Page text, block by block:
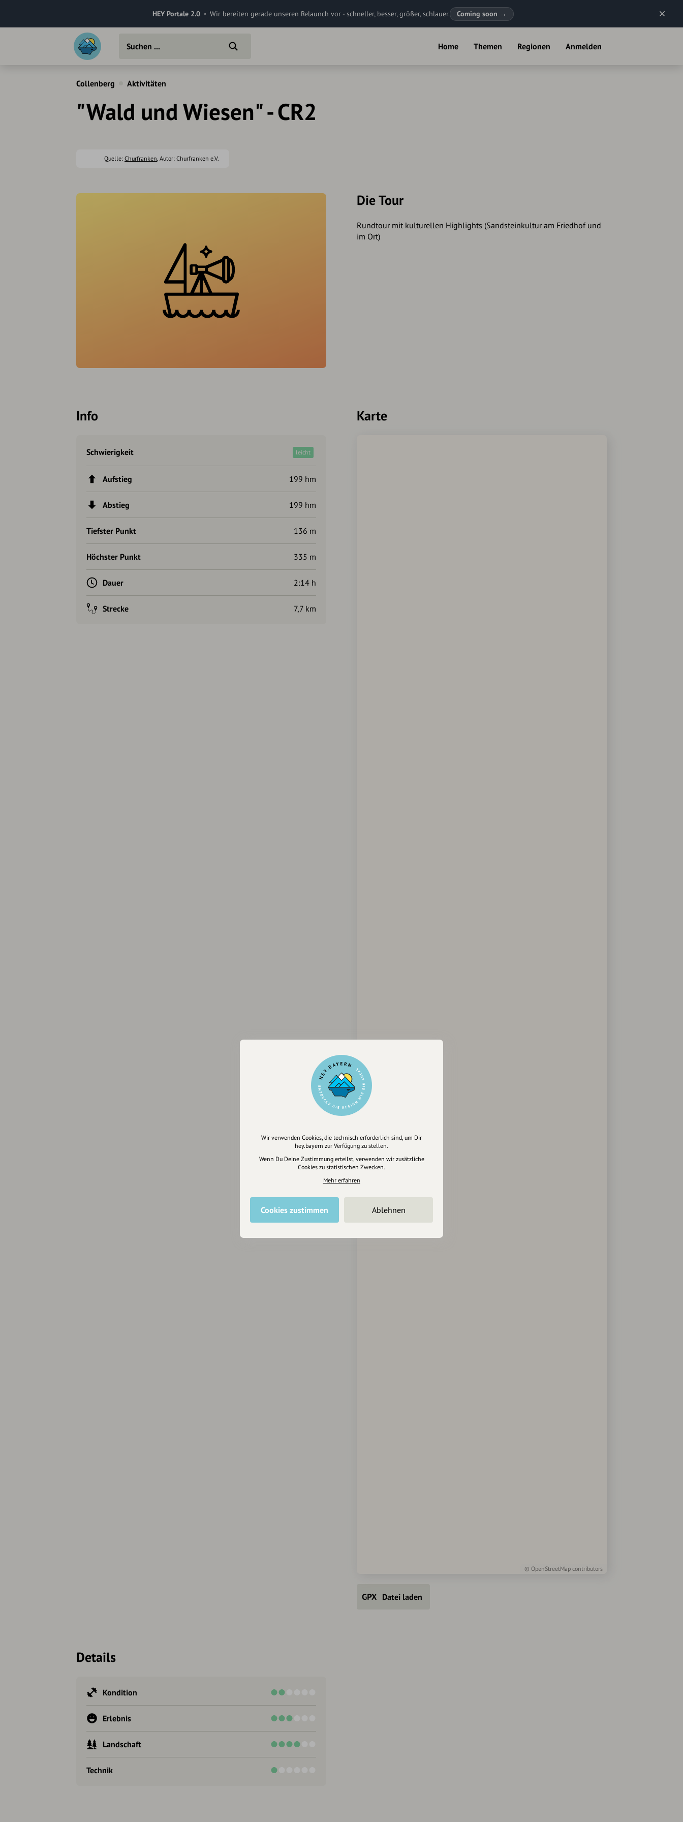
HEY Portale 2.0 Wir bereiten gerade unseren Relaunch vor - schneller, besser, größer, schlauer. Coming soon →
Home Themen Regionen Anmelden
Collenberg Aktivitäten
"Wald und Wiesen" - CR2
Quelle: Churfranken, Autor: Churfranken e.V.
Die Tour
Rundtour mit kulturellen Highlights (Sandsteinkultur am Friedhof und
im Ort)
Info
Schwierigkeit leicht
Aufstieg 199 hm
Abstieg 199 hm
Tiefster Punkt 136 m
Höchster Punkt 335 m
Dauer 2:14 h
Strecke 7,7 km
Karte
© OpenStreetMap contributors
Datei laden
Details
Kondition
Erlebnis
Landschaft
Technik
Wir verwenden Cookies, die technisch erforderlich sind, um Dir
hey.bayern zur Verfügung zu stellen.
Wenn Du Deine Zustimmung erteilst, verwenden wir zusätzliche
Cookies zu statistischen Zwecken.
Mehr erfahren
Cookies zustimmen Ablehnen